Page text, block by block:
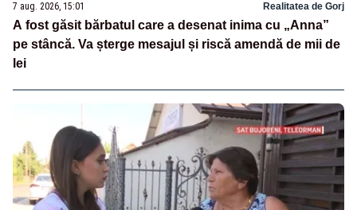
7 aug. 2026, 15:01 Realitatea de Gorj
A fost găsit bărbatul care a desenat inima cu „Anna”
pe stâncă. Va șterge mesajul și riscă amendă de mii de
lei